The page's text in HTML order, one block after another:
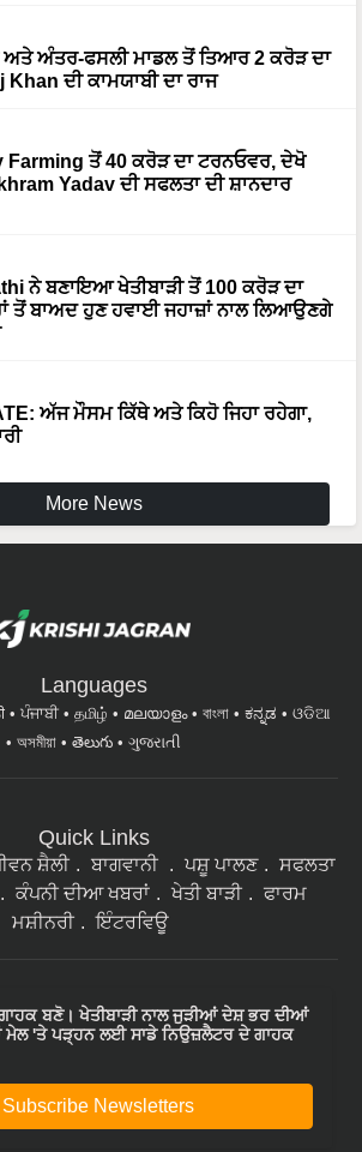
ਅਤੇ ਅੰਤਰ-ਫਸਲੀ ਮਾਡਲ ਤੋਂ ਤਿਆਰ 2 ਕਰੋੜ ਦਾ
Khan ਦੀ ਕਾਮਯਾਬੀ ਦਾ ਰਾਜ
ਤੋਂ 40 ਕਰੋੜ ਦਾ ਟਰਨਓਵਰ, ਦੇਖੋ
Yadav ਦੀ ਸਫਲਤਾ ਦੀ ਸ਼ਾਨਦਾਰ
ਨੇ ਬਣਾਇਆ ਖੇਤੀਬਾੜੀ ਤੋਂ 100 ਕਰੋੜ ਦਾ
ਤੋਂ ਬਾਅਦ ਹੁਣ ਹਵਾਈ ਜਹਾਜ਼ਾਂ ਨਾਲ ਲਿਆਉਣਗੇ
ਅੱਜ ਮੌਸਮ ਕਿੱਥੇ ਅਤੇ ਕਿਹੋ ਜਿਹਾ ਰਹੇਗਾ,
More News
Languages
ਪੰਜਾਬੀ தமிழ் മലയാളം বাংলা ಕನ್ನಡ
ଓଡିଆ
অসমীয়া
తెలుగు ગુજરાતી
Quick Links
ਸ਼ੈਲੀ ਬਾਗਵਾਨੀ ਪਸ਼ੂ ਪਾਲਣ
ਸਫਲਤਾ
ਕੰਪਨੀ ਦੀਆ ਖਬਰਾਂ ਖੇਤੀ ਬਾੜੀ
ਫਾਰਮ
ਮਸ਼ੀਨਰੀ
ਇੰਟਰਵਿਊ
ਬਣੋ। ਖੇਤੀਬਾੜੀ ਨਾਲ ਜੁੜੀਆਂ ਦੇਸ਼ ਭਰ ਦੀਆਂ
ਮੇਲ 'ਤੇ ਪੜ੍ਹਨ ਲਈ ਸਾਡੇ ਨਿਉਜ਼ਲੈਟਰ ਦੇ ਗਾਹਕ
Subscribe Newsletters